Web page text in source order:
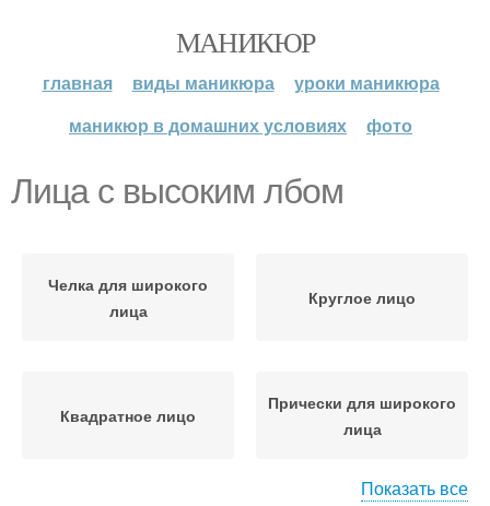
МАНИКЮР
главная виды маникюра
уроки маникюра
маникюр в домашних условиях
фото
Лица с высоким лбом
Челка для широкого
лица
Круглое лицо
Квадратное лицо
Прически для широкого
лица
Показать все